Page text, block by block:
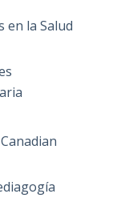
en la Salud